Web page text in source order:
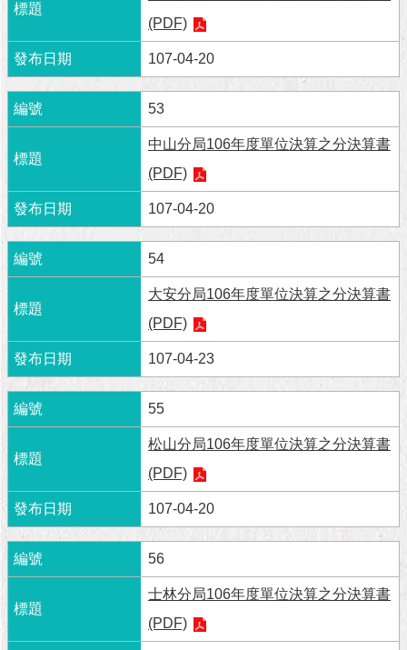
與
區
臺
北
旅
網
政
府
網
站
資
開
宣
隱
私
權
及
資
訊
安
全
政
(PDF)
107-04-20
53
中山分局106年度單位決算之分決算書
(PDF)
107-04-20
54
大安分局106年度單位決算之分決算書
(PDF)
107-04-23
55
松山分局106年度單位決算之分決算書
(PDF)
107-04-20
56
士林分局106年度單位決算之分決算書
(PDF)